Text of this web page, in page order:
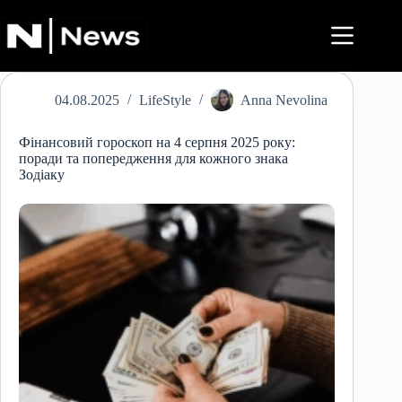
до
вмісту
04.08.2025 LifeStyle Anna Nevolina
Фінансовий гороскоп на 4 серпня 2025 року:
поради та попередження для кожного знака
Зодіаку